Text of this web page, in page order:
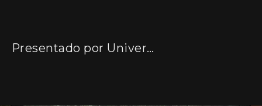
Presentado por Universidad del Cine